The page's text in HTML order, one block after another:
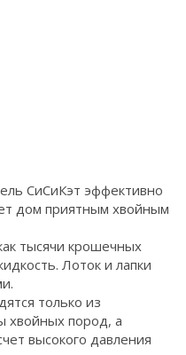
СиСиКэт эффективно
дом приятным хвойным
тысячи крошечных
Лоток и лапки
только из
хвойных пород, а
высокого давления